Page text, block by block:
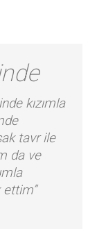
kızımla
tavr ile
da ve